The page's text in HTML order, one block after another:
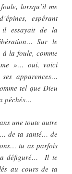
lorsqu’il me
espérant
essayait de la
Sur le
la foule, comme
»… oui, voici
apparences…
tel que Dieu
péchés…
une toute autre
de ta santé… de
tu as parfois
défiguré… Il te
au cours de ta